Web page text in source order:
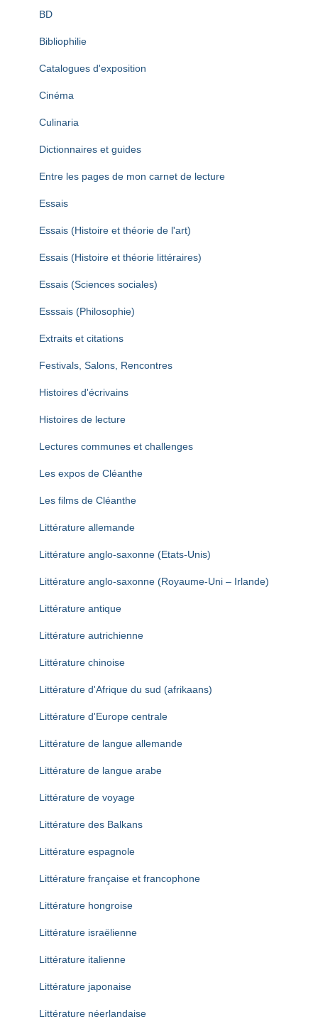
BD
Bibliophilie
Catalogues d'exposition
Cinéma
Culinaria
Dictionnaires et guides
Entre les pages de mon carnet de lecture
Essais
Essais (Histoire et théorie de l'art)
Essais (Histoire et théorie littéraires)
Essais (Sciences sociales)
Esssais (Philosophie)
Extraits et citations
Festivals, Salons, Rencontres
Histoires d'écrivains
Histoires de lecture
Lectures communes et challenges
Les expos de Cléanthe
Les films de Cléanthe
Littérature allemande
Littérature anglo-saxonne (Etats-Unis)
Littérature anglo-saxonne (Royaume-Uni – Irlande)
Littérature antique
Littérature autrichienne
Littérature chinoise
Littérature d'Afrique du sud (afrikaans)
Littérature d'Europe centrale
Littérature de langue allemande
Littérature de langue arabe
Littérature de voyage
Littérature des Balkans
Littérature espagnole
Littérature française et francophone
Littérature hongroise
Littérature israëlienne
Littérature italienne
Littérature japonaise
Littérature néerlandaise